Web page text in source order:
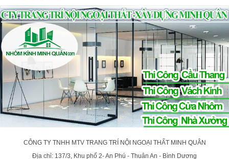
CÔNG TY TNHH MTV TRANG TRÍ NỘI NGOẠI THẤT MINH QUÂN
Địa chỉ: 137/3, Khu phố 2- An Phú - Thuân An - Bình Dương